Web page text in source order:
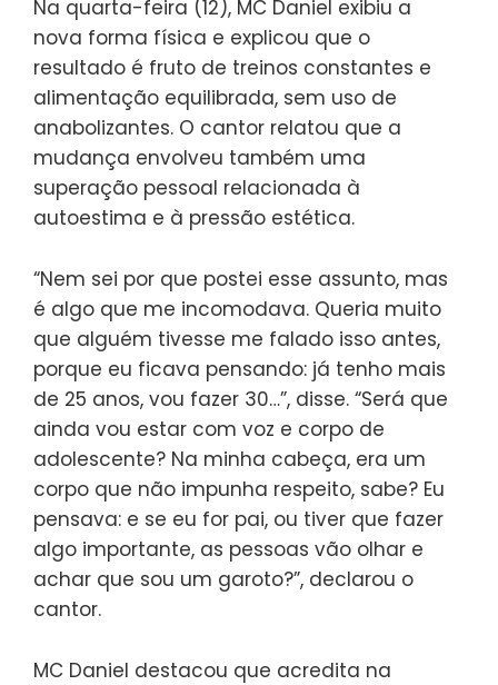
Na quarta-feira (12), MC Daniel exibiu a
nova forma física e explicou que o
resultado é fruto de treinos constantes e
alimentação equilibrada, sem uso de
anabolizantes. O cantor relatou que a
mudança envolveu também uma
superação pessoal relacionada à
autoestima e à pressão estética.
“Nem sei por que postei esse assunto, mas
é algo que me incomodava. Queria muito
que alguém tivesse me falado isso antes,
porque eu ficava pensando: já tenho mais
de 25 anos, vou fazer 30…”, disse. “Será que
ainda vou estar com voz e corpo de
adolescente? Na minha cabeça, era um
corpo que não impunha respeito, sabe? Eu
pensava: e se eu for pai, ou tiver que fazer
algo importante, as pessoas vão olhar e
achar que sou um garoto?”, declarou o
cantor.
MC Daniel destacou que acredita na